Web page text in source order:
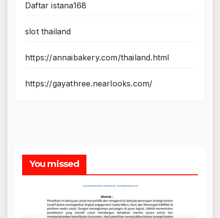
Daftar istana168
slot thailand
https://annaibakery.com/thailand.html
https://gayathree.nearlooks.com/
You missed